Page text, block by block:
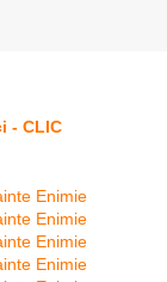
- CLIC